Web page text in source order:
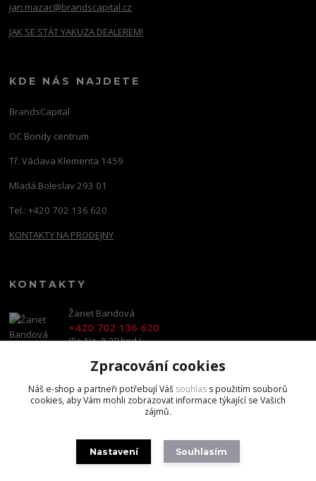
jan.mazac@brandscapital.cz
JAK SE STÁT YAKUZA DEALEREM!
KDE NÁS NAJDETE
BrandsCapital
OC Bondy centrum
Tř. Václava Klementa 1459
Mladá Boleslav 293 01
Tel.: +420 702 136 620
KONTAKTY NA PRODEJNY
KONTAKTY
Žanet Bandová
+420 702 136 620
(Po-Ne, 8-20 hod.)
shop@brandscapital.cz
Zpracování cookies
Náš e-shop a partneři potřebují Váš souhlas s použitím souborů
cookies, aby Vám mohli zobrazovat informace týkající se Vašich
zájmů.
Nastavení Souhlasím